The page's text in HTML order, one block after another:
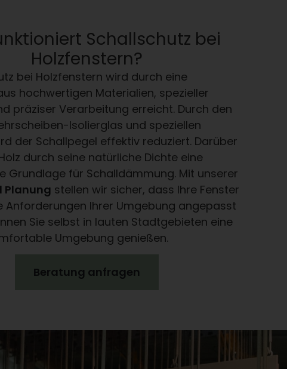
Schallschutz bei
Holzfenstern?
bei Holzfenstern wird durch eine
hochwertigen Materialien, spezieller
präziser Verarbeitung erreicht. Durch den
Isolierglas und speziellen
der Schallpegel effektiv reduziert. Darüber
durch seine natürliche Dichte eine
Grundlage für Schalldämmung. Mit unserer
Planung stellen wir sicher, dass Ihre Fenster
Anforderungen Ihrer Umgebung angepasst
Sie selbst in lauten Stadtgebieten eine
Umgebung genießen.
Beratung anfragen